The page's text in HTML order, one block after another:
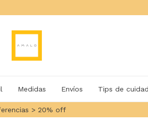
> 20% off
Medidas Envíos Tips de